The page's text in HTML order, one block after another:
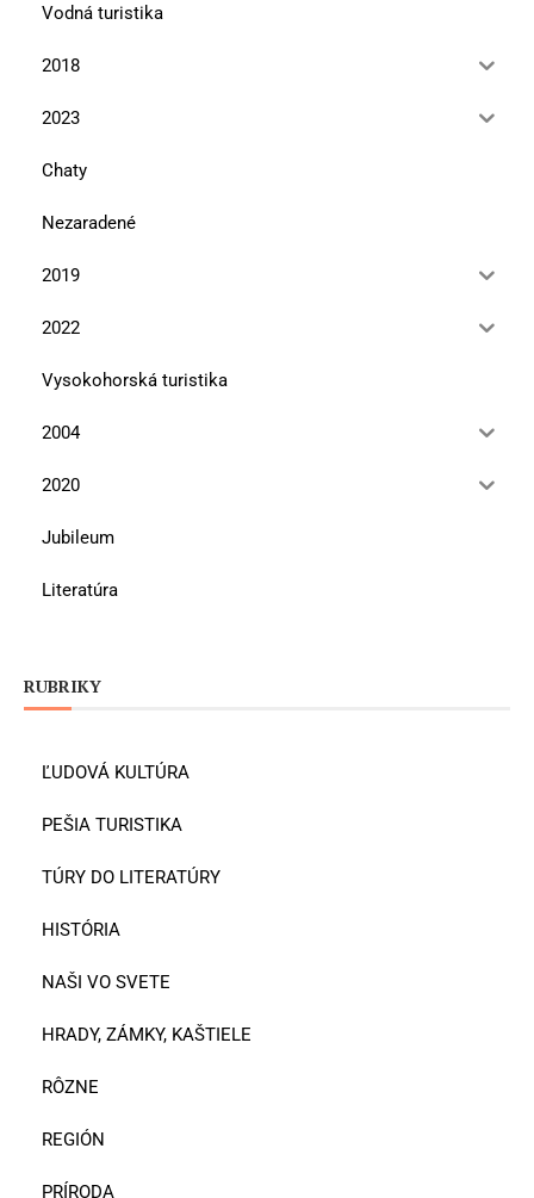
Vodná turistika
2018
2023
Chaty
Nezaradené
2019
2022
Vysokohorská turistika
2004
2020
Jubileum
Literatúra
RUBRIKY
ĽUDOVÁ KULTÚRA
PEŠIA TURISTIKA
TÚRY DO LITERATÚRY
HISTÓRIA
NAŠI VO SVETE
HRADY, ZÁMKY, KAŠTIELE
RÔZNE
REGIÓN
PRÍRODA